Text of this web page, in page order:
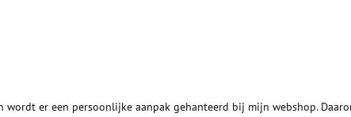
wordt er een persoonlijke aanpak gehanteerd bij mijn webshop.